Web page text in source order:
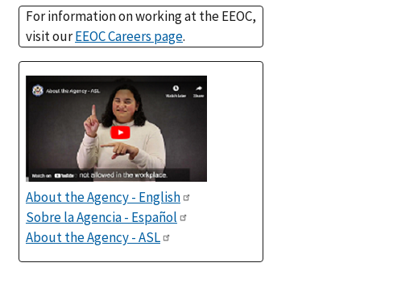
For information on working at the EEOC,
visit ourEEOC Careers page.
About the Agency - English
Sobre la Agencia - Español
About the Agency - ASL